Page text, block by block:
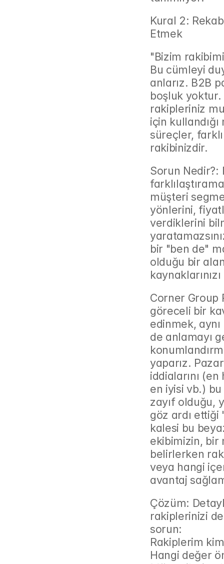
Kural 2:
Etmek
"Bizim
Bu cümleyi
anlarız. B2B
boşluk
rakipleriniz
için
süreçler,
rakibinizdir.
Sorun Nedir?:
müşteri
yönlerini,
verdiklerini
bir "ben de"
olduğu bir
Corner Group
göreceli bir
edinmek,
de anlamayı
yaparız.
iddialarını
en iyisi vb.)
zayıf olduğu,
göz ardı ettiği
kalesi bu
ekibimizin, bir
belirlerken
veya hangi
avantaj
Çözüm:
rakiplerinizi
sorun:
Rakiplerim
Hangi değer